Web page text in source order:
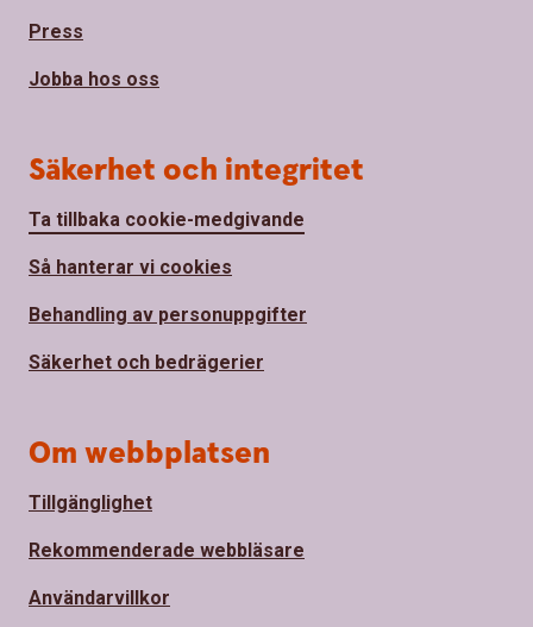
Press
Jobba hos oss
Säkerhet och integritet
Ta tillbaka cookie-medgivande
Så hanterar vi cookies
Behandling av personuppgifter
Säkerhet och bedrägerier
Om webbplatsen
Tillgänglighet
Rekommenderade webbläsare
Användarvillkor